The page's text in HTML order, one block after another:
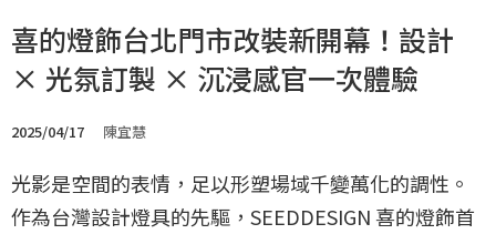
喜的燈飾台北門市改裝新開幕！設計
× 光氛訂製 × 沉浸感官一次體驗
2025/04/17 陳宜慧
光影是空間的表情，足以形塑場域千變萬化的調性。
作為台灣設計燈具的先驅，SEEDDESIGN 喜的燈飾首